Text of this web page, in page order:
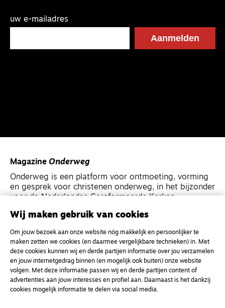
uw e-mailadres
Magazine Onderweg
Onderweg is een platform voor ontmoeting, vorming
en gesprek voor christenen onderweg, in het bijzonder
voor de Nederlandse Gereformeerde Kerken.
Kvk-nummer 33277063
NL46 INGB 0117 5827 86
info@onderwegonline.nl
Wij maken gebruik van cookies
Om jouw bezoek aan onze website nóg makkelijk en persoonlijker te
maken zetten we cookies (en daarmee vergelijkbare technieken) in. Met
deze cookies kunnen wij en derde partijen informatie over jou verzamelen
en jouw internetgedrag binnen (en mogelijk ook buiten) onze website
volgen. Met deze informatie passen wij en derde partijen content of
advertenties aan jouw interesses en profiel aan. Daarnaast is het dankzij
cookies mogelijk informatie te delen via social media.